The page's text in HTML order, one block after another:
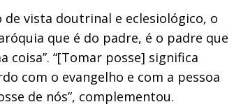
de vista doutrinal e eclesiológico, o
que é do padre, é o padre que
“[Tomar posse] significa
com o evangelho e com a pessoa
de nós”, complementou.